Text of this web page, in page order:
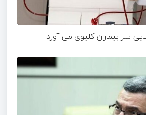
سر بیماران کلیوی می آورد